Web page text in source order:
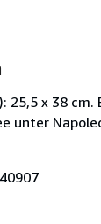
25,5 x 38
unter